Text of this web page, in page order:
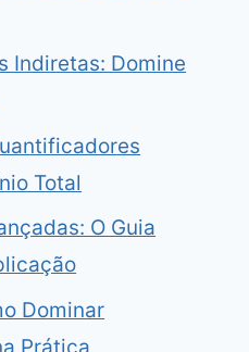
Funciona e Vale a
( review) 25 de agosto de
Indiretas: Domine
Total
O Guia
Dominar
Prática